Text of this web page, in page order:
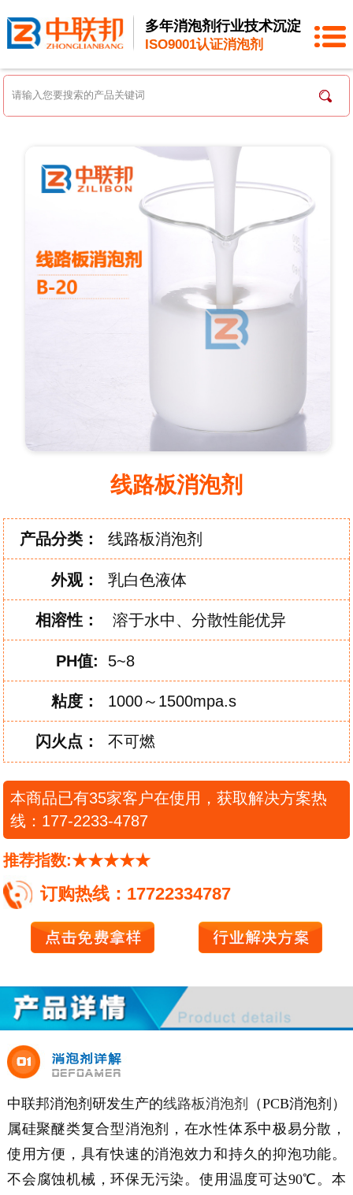
多年消泡剂行业技术沉淀
ISO9001认证消泡剂
线路板消泡剂
产品分类： 线路板消泡剂
外观： 乳白色液体
相溶性： 溶于水中、分散性能优异
PH值: 5~8
粘度： 1000～1500mpa.s
闪 火点： 不可燃
本商品已有35家客户在使用，获取解决方案热
线：177-2233-4787
推荐指数:★★★★★
订购热线：17722334787
中联邦消泡剂研发生产的线路板消泡剂
（PCB消泡剂）
属硅聚醚类复合型消泡剂，在水性体系中极易分散，
使用方便，具有快速的消泡效力和持久的抑泡功能。
不会腐蚀机械，环保无污染。使用温度可达90℃。本